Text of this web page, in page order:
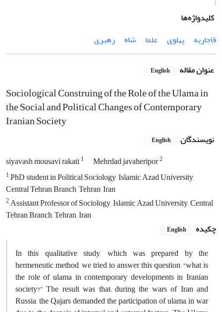
کلیدواژه‌ها
قاجاریه
پهلوی علما شاه رهبری
عنوان مقاله English
Sociological Construing of the Role of the Ulama in
the Social and Political Changes of Contemporary
Iranian Society
نویسندگان English
siyavash mousavi rakati1 Mehrdad javaheripor2
1PhD student in Political Sociology, Islamic Azad University,
Central Tehran Branch, Tehran, Iran
2Assistant Professor of Sociology, Islamic Azad University, Central
Tehran Branch, Tehran, Iran
چکیده
English
In this qualitative study, which was prepared by the
hermeneutic method, we tried to answer this question, “what is
the role of ulama in contemporary developments in Iranian
society?” The result was that; during the wars of Iran and
Russia, the Qajars demanded the participation of ulama in war